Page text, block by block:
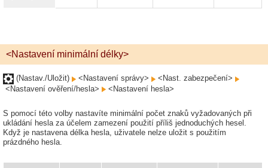
<Nastavení minimální délky>
(Nastav./Uložit) <Nastavení správy>
<Nast. zabezpečení>
<Nastavení ověření/hesla>
<Nastavení hesla>
S pomocí této volby nastavíte minimální počet znaků vyžadovaných při
ukládání hesla za účelem zamezení použití příliš jednoduchých hesel.
Když je nastavena délka hesla, uživatele nelze uložit s použitím
prázdného hesla.